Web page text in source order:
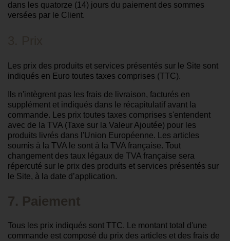
dans les quatorze (14) jours du paiement des sommes
versées par le Client.
Les prix des produits et services présentés sur le Site sont
indiqués en Euro toutes taxes comprises (TTC).
Ils n'intègrent pas les frais de livraison, facturés en
supplément et indiqués dans le récapitulatif avant la
commande. Les prix toutes taxes comprises s'entendent
avec de la TVA (Taxe sur la Valeur Ajoutée) pour les
produits livrés dans l'Union Européenne. Les articles
soumis à la TVA le sont à la TVA française. Tout
changement des taux légaux de TVA française sera
répercuté sur le prix des produits et services présentés sur
le Site, à la date d’application.
7. Paiement
Tous les prix indiqués sont TTC. Le montant total d'une
commande est composé du prix des articles et des frais de